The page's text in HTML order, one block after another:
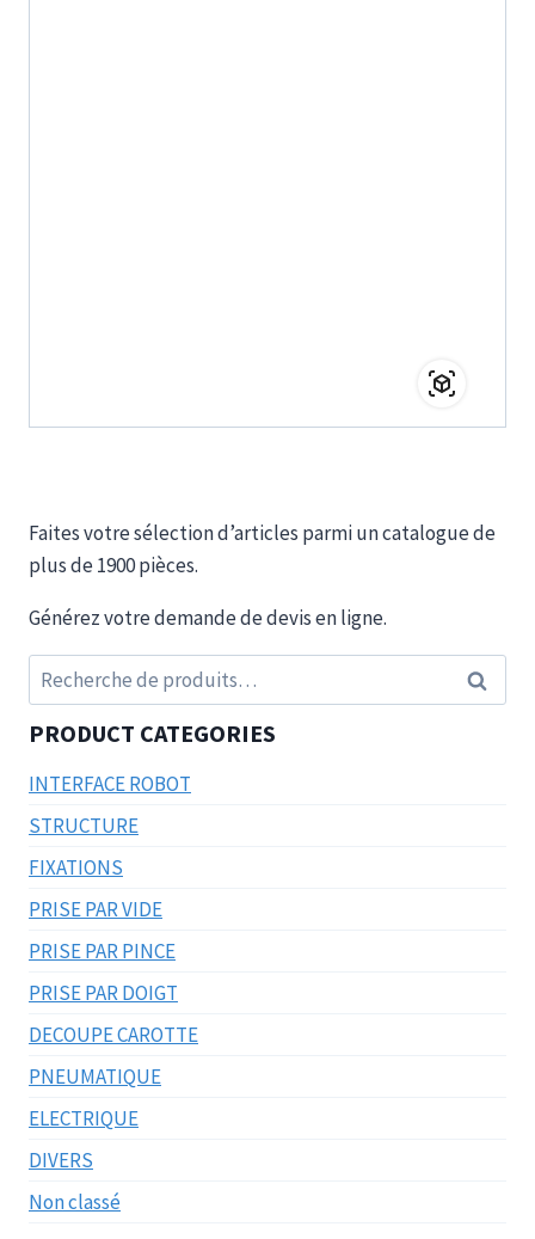
Faites votre sélection d’articles parmi un catalogue de
plus de 1900 pièces.
Générez votre demande de devis en ligne.
Recherche
pour :
PRODUCT CATEGORIES
INTERFACE ROBOT
STRUCTURE
FIXATIONS
PRISE PAR VIDE
PRISE PAR PINCE
PRISE PAR DOIGT
DECOUPE CAROTTE
PNEUMATIQUE
ELECTRIQUE
DIVERS
Non classé